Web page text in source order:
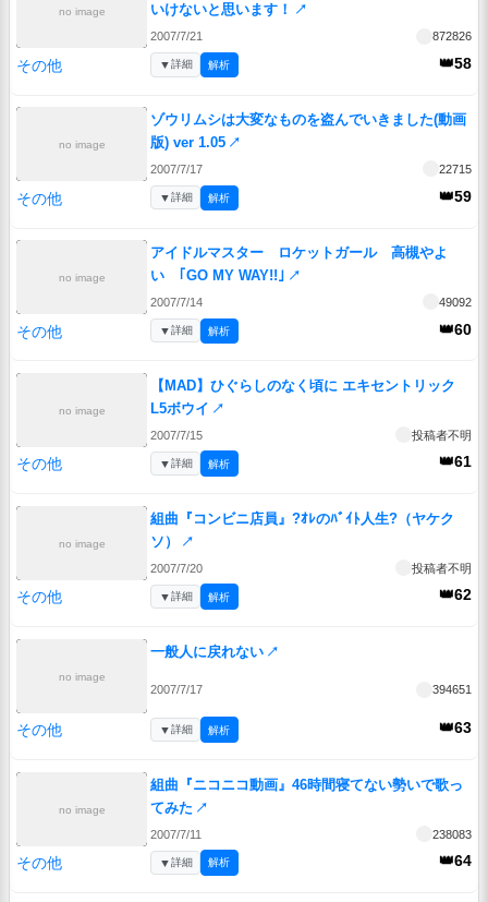
no image
いけないと思います！
↗
2007/7/21 872826
その他 👑58
▼詳細 解析
no image
ゾウリムシは大変なものを盗んでいきました(動画
版) ver 1.05 ↗
2007/7/17 22715
その他 👑59
▼詳細 解析
no image
アイドルマスター ロケットガール 高槻やよ
い ｢GO MY WAY!!｣ ↗
2007/7/14 49092
その他 👑60
▼詳細 解析
no image
【MAD】ひぐらしのなく頃に エキセントリック
L5ボウイ ↗
2007/7/15 投稿者不明
その他 👑61
▼詳細 解析
no image
組曲『コンビニ店員』?ｵﾚのﾊﾞｲﾄ人生?（ヤケク
ソ）
↗
2007/7/20 投稿者不明
その他 👑62
▼詳細 解析
no image
一般人に戻れない ↗
2007/7/17 394651
その他 👑63
▼詳細 解析
no image
組曲『ニコニコ動画』46時間寝てない勢いで歌っ
てみた ↗
2007/7/11 238083
その他 👑64
▼詳細 解析